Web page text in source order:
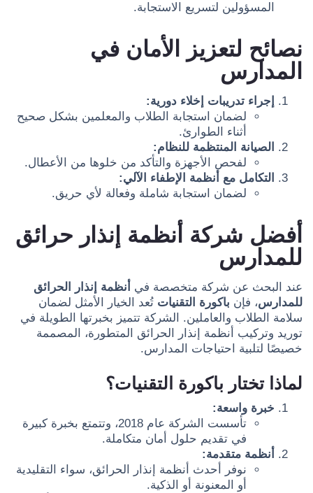
المسؤولين لتسريع الاستجابة.
نصائح لتعزيز الأمان في
المدارس
إجراء تدريبات إخلاء دورية:
لضمان استجابة الطلاب والمعلمين بشكل صحيح
أثناء الطوارئ.
الصيانة المنتظمة للنظام:
لفحص الأجهزة والتأكد من خلوها من الأعطال.
التكامل مع أنظمة الإطفاء الآلي:
لضمان استجابة شاملة وفعالة لأي حريق.
أفضل شركة أنظمة إنذار حرائق
للمدارس
عند البحث عن شركة متخصصة في
أنظمة إنذار الحرائق
للمدارس، فإن باكورة التقنيات تُعد الخيار الأمثل لضمان
سلامة الطلاب والعاملين. الشركة تتميز بخبرتها الطويلة في
توريد وتركيب أنظمة إنذار الحرائق المتطورة، المصممة
خصيصًا لتلبية احتياجات المدارس.
لماذا تختار باكورة التقنيات؟
خبرة واسعة:
تأسست الشركة عام 2018، وتتمتع بخبرة كبيرة
في تقديم حلول أمان متكاملة.
أنظمة متقدمة:
نوفر أحدث أنظمة إنذار الحرائق، سواء التقليدية
أو المعنونة أو الذكية.